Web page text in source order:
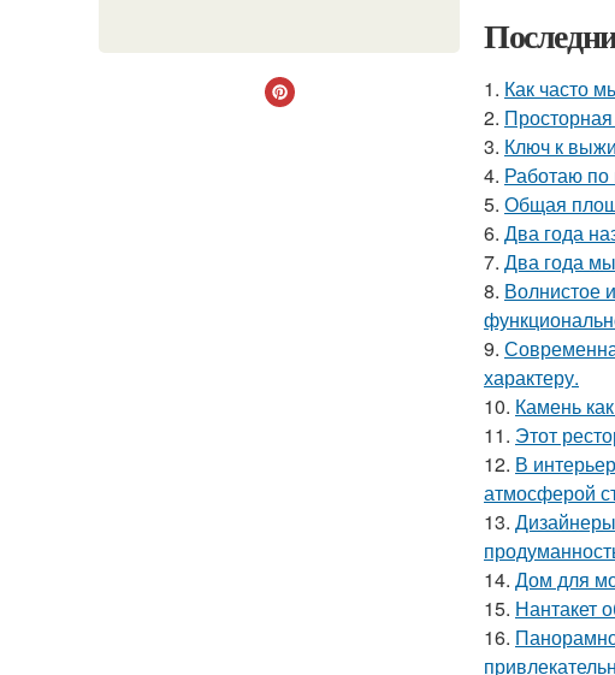
1. Как часто
2.
3. Ключ к
4. Работаю по
5. Общая
6. Два года
7. Два года
8. Волнистое
9.
характеру.
10. Камень
11. Этот
12. В
атмосферой
13.
14. Дом для
15. Нантакет
16.